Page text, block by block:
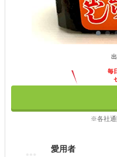
毎
※各社通
愛用者